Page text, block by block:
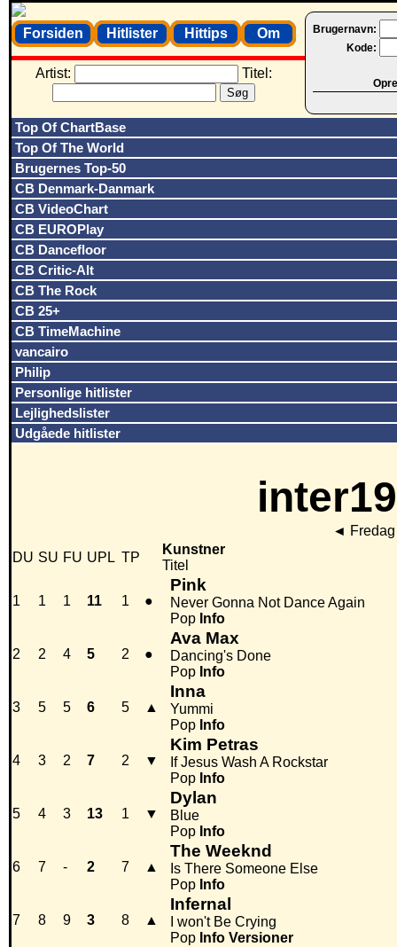
Brugernavn:
Kode:
Forsiden Hitlister Hittips Om
Artist: Titel:
Top Of ChartBase
Top Of The World
Brugernes Top-50
CB Denmark-Danmark
CB VideoChart
CB EUROPlay
CB Dancefloor
CB Critic-Alt
CB The Rock
CB 25+
CB TimeMachine
vancairo
Philip
Personlige hitlister
Lejlighedslister
Udgåede hitlister
◄
DU SU FU UPL TP
Kunstner
Titel
1 1 1 11 1 ●
Pink
Never Gonna Not Dance Again
Pop Info
2 2 4 5 2 ●
Ava Max
Dancing's Done
Pop Info
3 5 5 6 5 ▲
Inna
Yummi
Pop Info
4 3 2 7 2 ▼
Kim Petras
If Jesus Wash A Rockstar
Pop Info
5 4 3 13 1 ▼
Dylan
Blue
Pop Info
6 7 - 2 7 ▲
The Weeknd
Is There Someone Else
Pop Info
7 8 9 3 8 ▲
Infernal
I won't Be Crying
Pop Info Versioner